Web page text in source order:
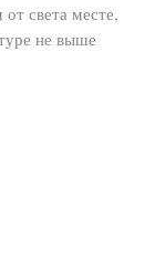
света месте,
не выше